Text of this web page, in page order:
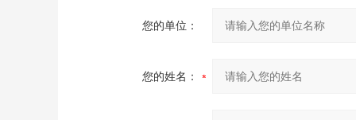
您的单位：
您的姓名：